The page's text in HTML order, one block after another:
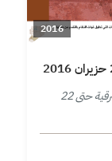
2016
خريطة توضح تغيرات مواقع السيطرة في الغوطة الشرقية حتى 22